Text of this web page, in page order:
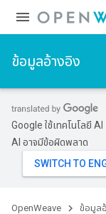
ข้อมูลอ้างอิง
Google ใช้เทคโนโลยี
AI อาจมีข้อผิดพลาด
OpenWeave ข้อมูล